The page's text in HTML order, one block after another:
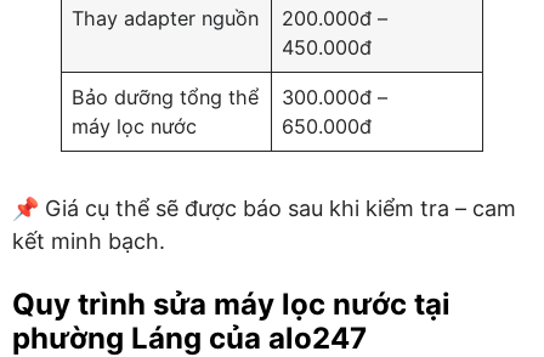
Thay adapter nguồn
200.000đ –
450.000đ
Bảo dưỡng tổng thể
máy lọc nước
300.000đ –
650.000đ
📌 Giá cụ thể sẽ được báo sau khi kiểm tra – cam
kết minh bạch.
Quy trình sửa máy lọc nước tại
phường Láng của alo247